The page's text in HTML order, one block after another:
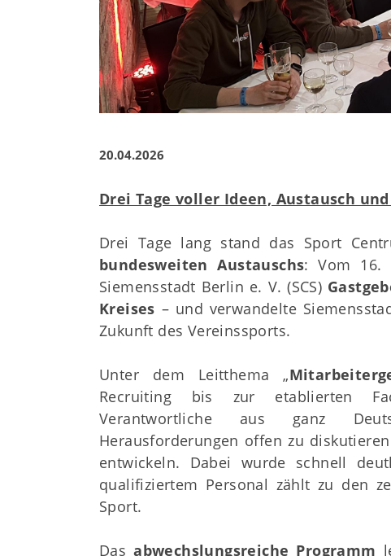
20.04.2026
Drei Tage voller Ideen, Austausch
Drei Tage lang stand das Sport
bundesweiten Austauschs: Vom 16.
Siemensstadt Berlin e. V. (SCS)
Kreises – und verwandelte
Zukunft des Vereinssports.
Unter dem Leitthema „
Recruiting bis zur etablierten
Verantwortliche aus ganz
Herausforderungen offen zu
entwickeln. Dabei wurde schnell
qualifiziertem Personal zählt zu den
Sport.
Dasabwechslungsreiche Programm